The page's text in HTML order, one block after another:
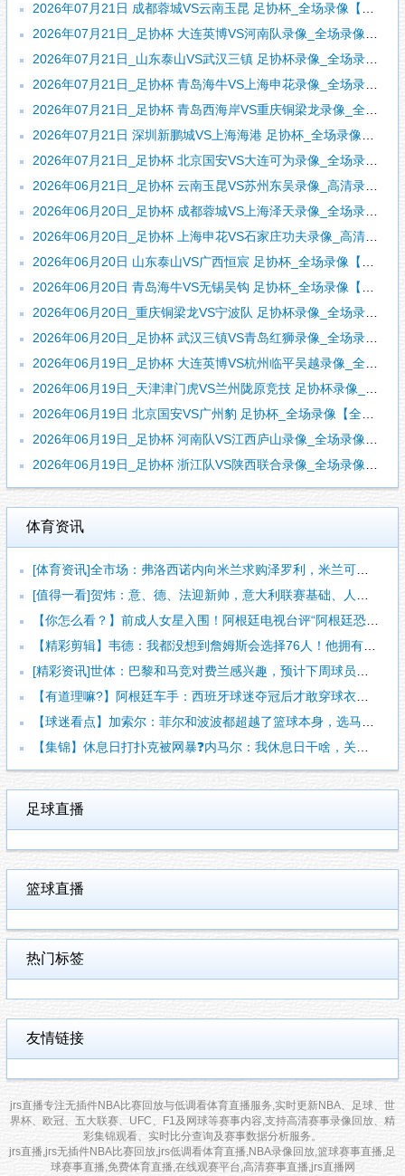
2026年07月21日 成都蓉城VS云南玉昆 足协杯_全场录像【视频集锦】
2026年07月21日_足协杯 大连英博VS河南队录像_全场录像【高清回放】
2026年07月21日_山东泰山VS武汉三镇 足协杯录像_全场录像【视频集锦】
2026年07月21日_足协杯 青岛海牛VS上海申花录像_全场录像【高清回放】
2026年07月21日_足协杯 青岛西海岸VS重庆铜梁龙录像_全场录像【全场回放】
2026年07月21日 深圳新鹏城VS上海海港 足协杯_全场录像【视频集锦】
2026年07月21日_足协杯 北京国安VS大连可为录像_全场录像【全场回放】
2026年06月21日_足协杯 云南玉昆VS苏州东吴录像_高清录像【全场回放】
2026年06月20日_足协杯 成都蓉城VS上海泽天录像_全场录像【全场回放】
2026年06月20日_足协杯 上海申花VS石家庄功夫录像_高清录像【全场回放】
2026年06月20日 山东泰山VS广西恒宸 足协杯_全场录像【全场回放】
2026年06月20日 青岛海牛VS无锡吴钩 足协杯_全场录像【视频集锦】
2026年06月20日_重庆铜梁龙VS宁波队 足协杯录像_全场录像【视频集锦】
2026年06月20日_足协杯 武汉三镇VS青岛红狮录像_全场录像【视频集锦】
2026年06月19日_足协杯 大连英博VS杭州临平吴越录像_全场录像【全场回放】
2026年06月19日_天津津门虎VS兰州陇原竞技 足协杯录像_全场录像【视频集锦】
2026年06月19日 北京国安VS广州豹 足协杯_全场录像【全场回放】
2026年06月19日_足协杯 河南队VS江西庐山录像_全场录像【全场回放】
2026年06月19日_足协杯 浙江队VS陕西联合录像_全场录像【全场回放】
体育资讯
[体育资讯]全市场：弗洛西诺内向米兰求购泽罗利，米兰可能加入
[值得一看]贺炜：意、德、法迎新帅，意大利联赛基础、人员储备
【你怎么看？】前成人女星入围！阿根廷电视台评“阿根廷恐惧症”
【精彩剪辑】韦德：我都没想到詹姆斯会选择76人！他拥有知足且
[精彩资讯]世体：巴黎和马竞对费兰感兴趣，预计下周球员将与巴
【有道理嘛?】阿根廷车手：西班牙球迷夺冠后才敢穿球衣真丢人
【球迷看点】加索尔：菲尔和波波都超越了篮球本身，选马刺，就是
【集锦】休息日打扑克被网暴❓️内马尔：我休息日干啥，关你们什
足球直播
篮球直播
热门标签
友情链接
jrs直播专注无插件NBA比赛回放与低调看体育直播服务,实时更新NBA、足球、世
界杯、欧冠、五大联赛、UFC、F1及网球等赛事内容,支持高清赛事录像回放、精
彩集锦观看、实时比分查询及赛事数据分析服务。
jrs直播,jrs无插件NBA比赛回放,jrs低调看体育直播,NBA录像回放,篮球赛事直播,足
球赛事直播,免费体育直播,在线观赛平台,高清赛事直播,jrs直播网